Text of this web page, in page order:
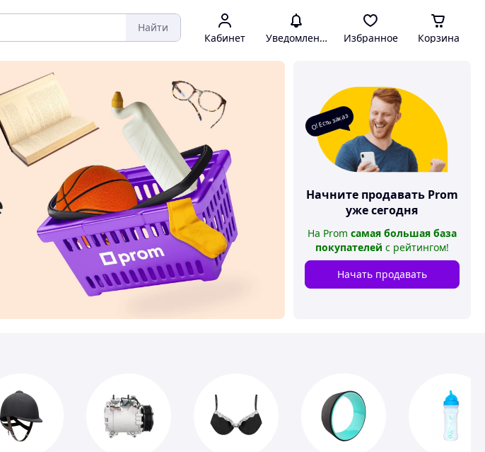
Найти
Кабинет Уведомления Избранное Корзина
О! Есть заказ
Начните продавать Prom
уже сегодня
На Prom самая большая база
покупателей с рейтингом!
Начать продавать